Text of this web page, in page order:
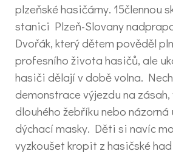
plzeňské hasičárny. 15člennou
stanici Plzeň-Slovany
Dvořák, který dětem pověděl
profesního života hasičů, ale
hasiči dělají v době volna.
demonstrace výjezdu na
dlouhého žebříku nebo názorná
dýchací masky. Děti si navíc
vyzkoušet kropit z hasičské